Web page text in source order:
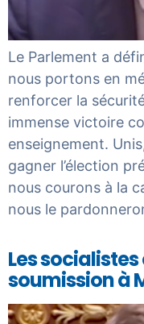
Le Parlement a
nous portons en
renforcer la
immense victoire
enseignement.
gagner l’élection
nous courons à la
nous le
Les
soumission à